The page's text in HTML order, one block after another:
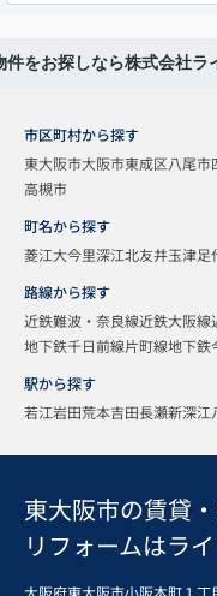
件をお探しなら株式会社ラ
市区町村から探す
東大阪市大阪市東成区八尾市
高槻市
町名から探す
菱江大今里深江北友井玉津足
路線から探す
近鉄難波・奈良線近鉄大阪線
地下鉄千日前線片町線地下鉄
駅から探す
若江岩田荒本吉田長瀬新深江
東大阪市の賃貸
リフォームはラ
大阪府東大阪市小阪本町１